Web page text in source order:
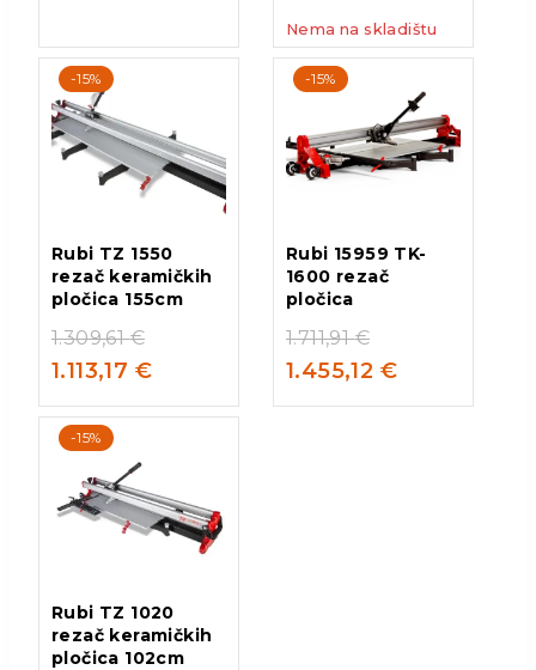
Nema na skladištu
-15%
Rubi TZ 1550
rezač keramičkih
pločica 155cm
1.309,61€
1.113,17 €
-15%
Rubi 15959 TK-
1600 rezač
pločica
1.711,91€
1.455,12 €
-15%
Rubi TZ 1020
rezač keramičkih
pločica 102cm